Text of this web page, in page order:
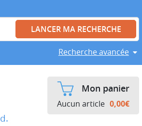
Recherche avancée
Mon panier
Aucun article 0,00€